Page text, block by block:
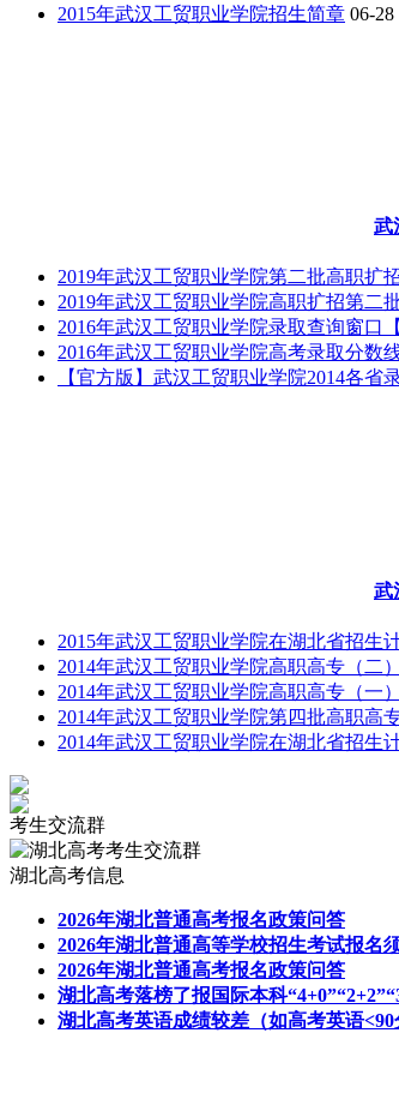
2015年武汉工贸职业学院招生简章 06-28
武
2019年武汉工贸职业学院第二批高职扩
2019年武汉工贸职业学院高职扩招第二
2016年武汉工贸职业学院录取查询窗口
2016年武汉工贸职业学院高考录取分数
【官方版】武汉工贸职业学院2014各省
武
2015年武汉工贸职业学院在湖北省招生
2014年武汉工贸职业学院高职高专（二
2014年武汉工贸职业学院高职高专（一
2014年武汉工贸职业学院第四批高职高
2014年武汉工贸职业学院在湖北省招生
考生交流群
湖北高考信息
2026年湖北普通高考报名政策问答
2026年湖北普通高等学校招生考试报名
2026年湖北普通高考报名政策问答
湖北高考落榜了报国际本科
湖北高考英语成绩较差（如高考英语